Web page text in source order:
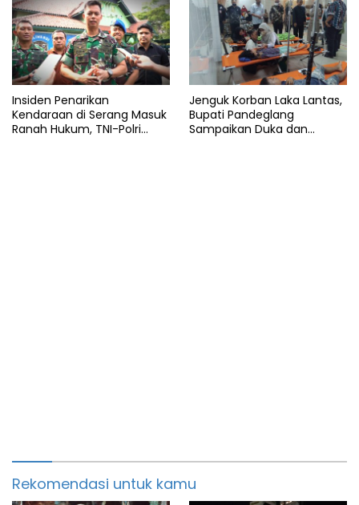
Insiden Penarikan
Kendaraan di Serang Masuk
Ranah Hukum, TNI-Polri
Jenguk Korban Laka Lantas,
Bupati Pandeglang
Sampaikan Duka dan
Rekomendasi untuk kamu